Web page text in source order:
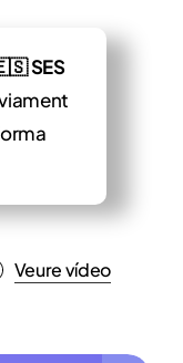
SES
Veure vídeo